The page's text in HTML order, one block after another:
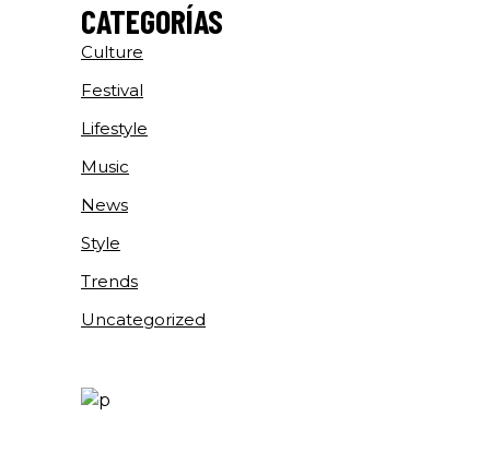
CATEGORÍAS
Culture
Festival
Lifestyle
Music
News
Style
Trends
Uncategorized